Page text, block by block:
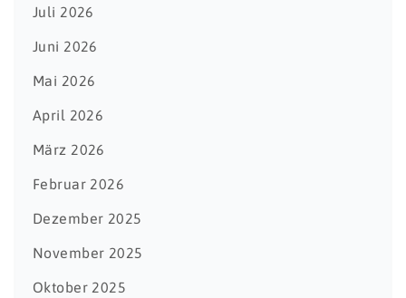
Juli 2026
Juni 2026
Mai 2026
April 2026
März 2026
Februar 2026
Dezember 2025
November 2025
Oktober 2025